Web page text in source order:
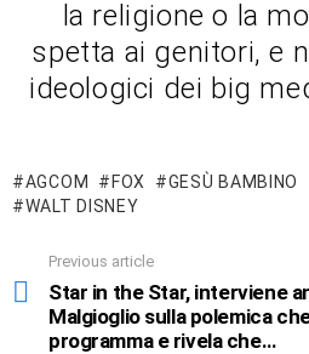
la religione o la
spetta ai genitori, e
ideologici dei big
AGCOM FOX GESÙ BAMBINO
WALT DISNEY
more
Previous article
Star in the Star, interviene
Malgioglio sulla polemica
programma e rivela che…